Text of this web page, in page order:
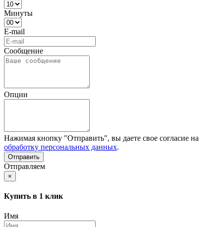
Минуты
E-mail
Сообщение
Опции
Нажимая кнопку "Отправить", вы даете свое согласие на
обработку персональных данных.
Отправляем
×
Купить в 1 клик
Имя